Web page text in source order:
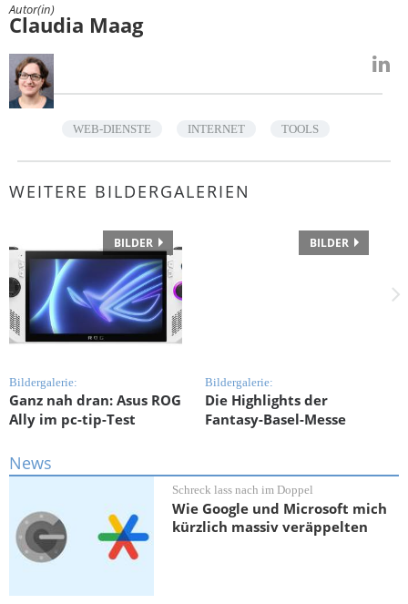
Autor(in)
Claudia Maag
WEB-DIENSTE INTERNET TOOLS
WEITERE BILDERGALERIEN
BILDER
Bildergalerie:
Ganz nah dran: Asus ROG
Ally im pc-tip-Test
BILDER
Bildergalerie:
Die Highlights der
Fantasy-Basel-Messe
News
Schreck lass nach im Doppel
Wie Google und Microsoft mich
kürzlich massiv veräppelten